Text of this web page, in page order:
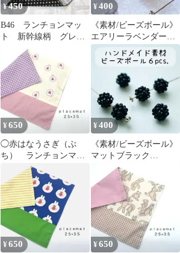
¥450
B46 ランチョンマッ
ト 新幹線柄 グレ
ー 黒星柄 給食 ナ
フキン ハンドメイド
¥400
《素材/ビーズボール》
エアリーラベンダー
7mm【4個】手芸パー
ツ ハンドメイド
¥650
◯赤はなうさぎ（ぷ
ち） ランチョンマッ
ト 縦２５×横３５ 幼
稚園 入園準備
¥400
《素材/ビーズボール》
マットブラック
8mm【６個】 手芸パー
¥650 ¥650